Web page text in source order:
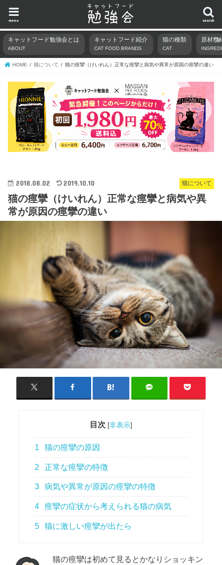
search
menu
キャットフード勉強会とは
ABOUT
キャットフード紹介
CAT FOOD BRANDS
猫の種類
CAT
原材料
HOME 猫について 猫の痙攣（けいれん）正常な痙攣と病気や異常が原因の痙攣の違い
猫について
2018.08.02 2019.10.10
猫の痙攣（けいれん）正常な痙攣と病気や異
常が原因の痙攣の違い
目次 [非表示]
1 猫の痙攣の原因
2 正常な痙攣の特徴
3 病気や異常が原因の痙攣の特徴
4 痙攣の症状から考えられる猫の病気
5 猫に激しい痙攣が出たら
猫の痙攣は初めて見るとかなりショッキン